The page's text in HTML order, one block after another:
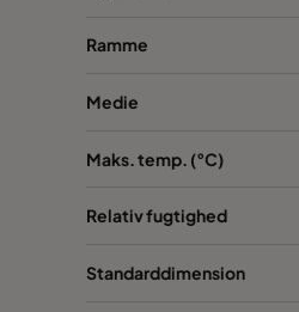
Ramme
Medie
Maks. temp. (°C)
Relativ fugtighed
Standarddimension